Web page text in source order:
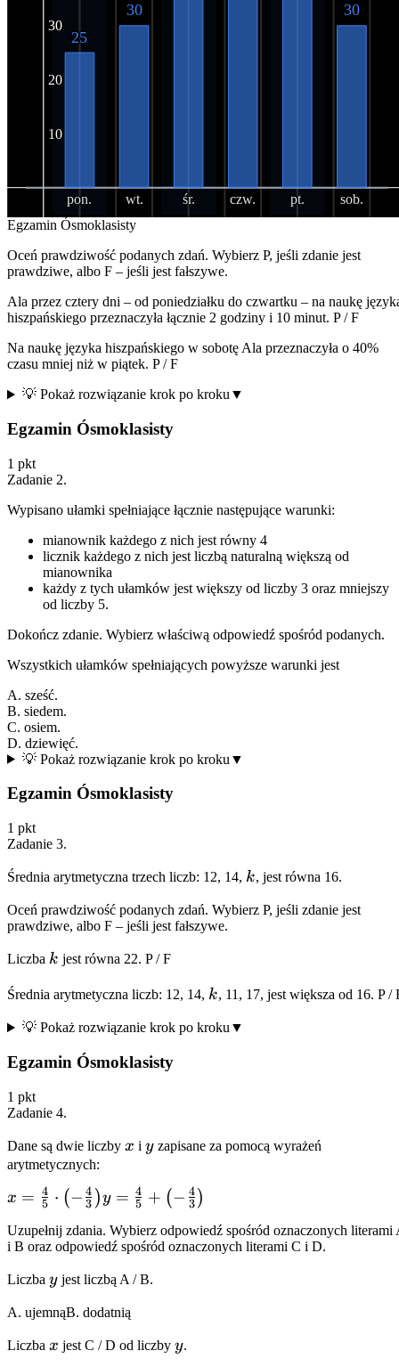
10
20
30
30
25
pon.
30
wt. śr. czw. pt.
30
sob.
Egzamin Ósmoklasisty
Oceń prawdziwość podanych zdań. Wybierz P, jeśli zdanie jest
prawdziwe, albo F – jeśli jest fałszywe.
Ala przez cztery dni – od poniedziałku do czwartku – na naukę
hiszpańskiego przeznaczyła łącznie 2 godziny i 10 minut. P/F
Na naukę języka hiszpańskiego w sobotę Ala przeznaczyła o 40%
czasu mniej niż w piątek. P/F
💡 Pokaż rozwiązanie krok po kroku ▼
Egzamin Ósmoklasisty
1 pkt
Zadanie 2.
Wypisano ułamki spełniające łącznie następujące warunki:
mianownik każdego z nich jest równy 4
licznik każdego z nich jest liczbą naturalną większą od
mianownika
każdy z tych ułamków jest większy od liczby 3 oraz mniejszy
od liczby 5.
Dokończ zdanie. Wybierz właściwą odpowiedź spośród podanych.
Wszystkich ułamków spełniających powyższe warunki jest
A. sześć.
B. siedem.
C. osiem.
D. dziewięć.
💡 Pokaż rozwiązanie krok po kroku ▼
Egzamin Ósmoklasisty
1 pkt
Zadanie 3.
Średnia arytmetyczna trzech liczb: 12, 14, k
k, jest równa 16.
Oceń prawdziwość podanych zdań. Wybierz P, jeśli zdanie jest
prawdziwe, albo F – jeśli jest fałszywe.
Liczba k
k jest równa 22. P/F
Średnia arytmetyczna liczb: 12, 14, k
k, 11, 17, jest większa od 16. P/
💡 Pokaż rozwiązanie krok po kroku ▼
Egzamin Ósmoklasisty
1 pkt
Zadanie 4.
Dane są dwie liczby x
x i y
yzapisane za pomocą wyrażeń
arytmetycznych:
x =
{5} \cdot
\left(-
\frac{4}
x = 5
4 ⋅ (− 3
4 )y =
{5} +
\left(-
\frac{4}
y = 5
4 + (− 3
4 )
Uzupełnij zdania. Wybierz odpowiedź spośród oznaczonych literami
i B oraz odpowiedź spośród oznaczonych literami C i D.
Liczba y
yjest liczbą A /B.
A. ujemnąB. dodatnią
Liczba x
x jest C /D od liczby y
y.